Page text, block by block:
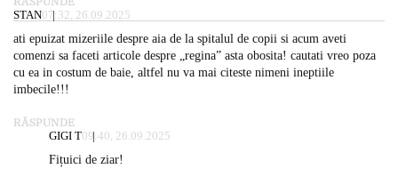
STAN07:32, 26.09.2025
ati epuizat mizeriile despre aia de la spitalul de copii si acum aveti
comenzi sa faceti articole despre „regina” asta obosita! cautati vreo poza
cu ea in costum de baie, altfel nu va mai citeste nimeni ineptiile
imbecile!!!
RĂSPUNDE
GIGI T09:40, 26.09.2025
Fițuici de ziar!